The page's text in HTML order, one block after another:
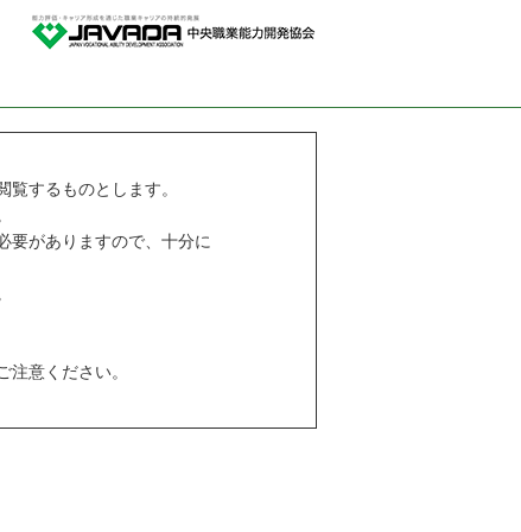
するものとします。
要がありますので、十分に
意ください。